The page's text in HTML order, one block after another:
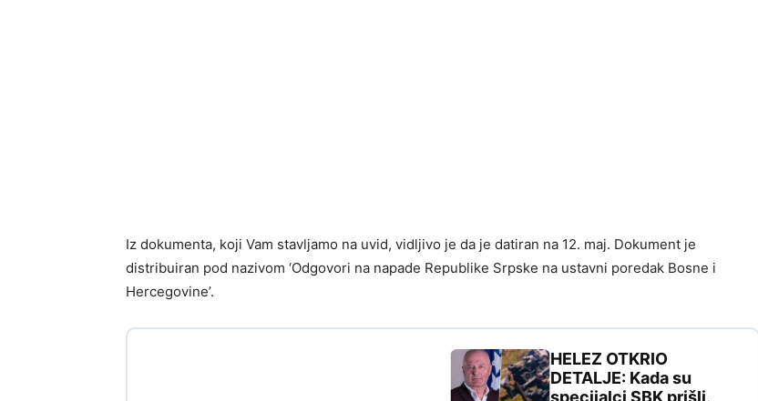
Iz dokumenta, koji Vam stavljamo na uvid, vidljivo je da je datiran na 12. maj. Dokument je
distribuiran pod nazivom ‘Odgovori na napade Republike Srpske na ustavni poredak Bosne i
Hercegovine’.
HELEZ OTKRIO
DETALJE: Kada su
specijalci SBK prišli,